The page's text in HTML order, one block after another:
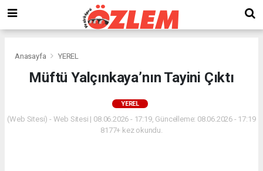
Anasayfa YEREL
Müftü Yalçınkaya’nın Tayini Çıktı
YEREL
(Web Sitesi) - Web Sitesi | 08.06.2026 - 17:19, Güncelleme: 08.06.2026 - 17:19
8177+ kez okundu.